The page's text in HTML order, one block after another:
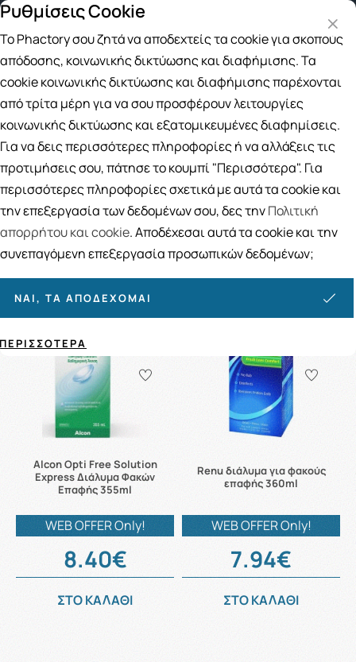
Δωρεάν μεταφορικά για αγορές άνω των 49€
Αναζήτηση
Αρχική / ΦΑΡΜΑΚΕΙΟ / Φροντίδα για τα Μάτια /
Υγρά Φακών Επαφής
Υγρά Φακών Επαφής
18ΠΡΟΪΟΝΤΑ
Ταξινόμηση Προβολή
Alcon Opti Free Solution
Express Διάλυμα Φακών
Επαφής 355ml
WEB OFFER Only!
8.40€
ΣΤΟ ΚΑΛΑΘΙ
Renu διάλυμα για φακούς
επαφής 360ml
WEB OFFER Only!
7.94€
ΣΤΟ ΚΑΛΑΘΙ
Ρυθμίσεις Cookie
Το Phactory σου ζητά να αποδεχτείς τα cookie για σκοπούς
απόδοσης, κοινωνικής δικτύωσης και διαφήμισης. Τα
cookie κοινωνικής δικτύωσης και διαφήμισης παρέχονται
από τρίτα μέρη για να σου προσφέρουν λειτουργίες
κοινωνικής δικτύωσης και εξατομικευμένες διαφημίσεις.
Για να δεις περισσότερες πληροφορίες ή να αλλάξεις τις
προτιμήσεις σου, πάτησε το κουμπί "Περισσότερα". Για
περισσότερες πληροφορίες σχετικά με αυτά τα cookie και
την επεξεργασία των δεδομένων σου, δες τηνΠολιτική
απορρήτου και cookie. Αποδέχεσαι αυτά τα cookie και την
συνεπαγόμενη επεξεργασία προσωπικών δεδομένων;
ΝΑΙ, ΤΑ ΑΠΟΔΈΧΟΜΑΙ
ΠΕΡΙΣΣΌΤΕΡΑ